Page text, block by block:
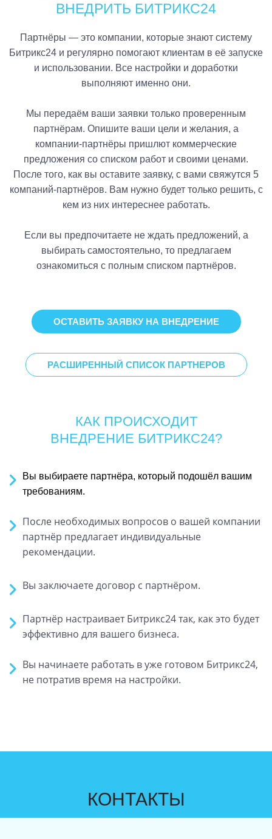
ВНЕДРИТЬ БИТРИКС24
Партнёры — это компании, которые знают систему
Битрикс24 и регулярно помогают клиентам в её запуске
и использовании. Все настройки и доработки
выполняют именно они.
Мы передаём ваши заявки только проверенным
партнёрам. Опишите ваши цели и желания, а
компании-партнёры пришлют коммерческие
предложения со списком работ и своими ценами.
После того, как вы оставите заявку, с вами свяжутся 5
компаний-партнёров. Вам нужно будет только решить, с
кем из них интереснее работать.
Если вы предпочитаете не ждать предложений, а
выбирать самостоятельно, то предлагаем
ознакомиться с полным списком партнёров.
ОСТАВИТЬ ЗАЯВКУ НА ВНЕДРЕНИЕ
РАСШИРЕННЫЙ СПИСОК ПАРТНЕРОВ
КАК ПРОИСХОДИТ
ВНЕДРЕНИЕ БИТРИКС24?
Вы выбираете партнёра, который подошёл вашим
требованиям.
После необходимых вопросов о вашей компании
партнёр предлагает индивидуальные
рекомендации.
Вы заключаете договор с партнёром.
Партнёр настраивает Битрикс24 так, как это будет
эффективно для вашего бизнеса.
Вы начинаете работать в уже готовом Битрикс24,
не потратив время на настройки.
КОНТАКТЫ